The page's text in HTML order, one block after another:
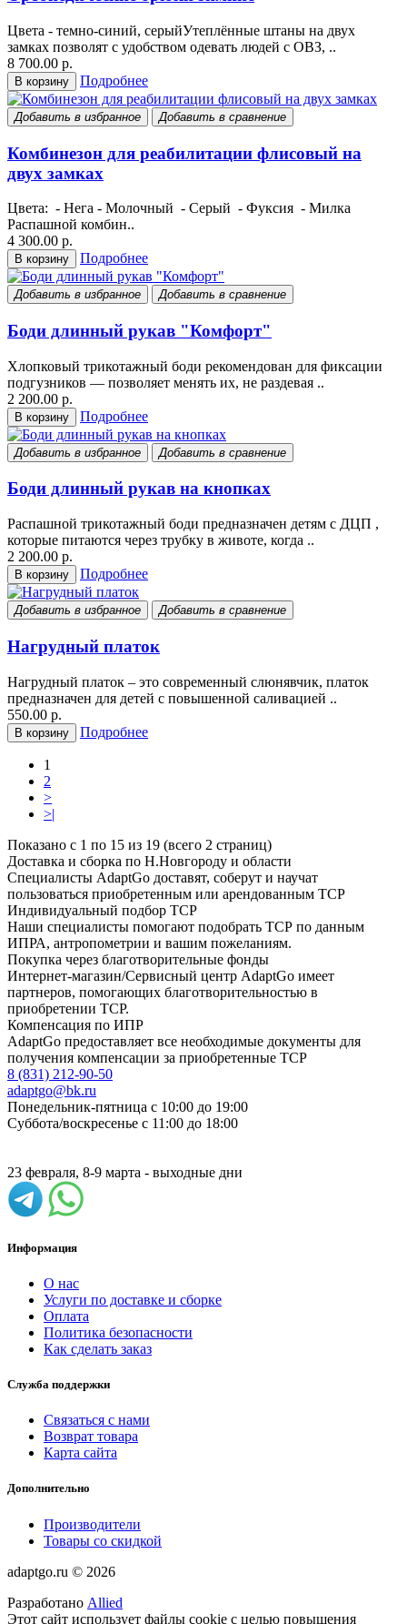
Цвета - темно-синий, серыйУтеплённые штаны на двух
замках позволят с удобством одевать людей с ОВЗ, ..
8 700.00 р.
В корзину Подробнее
Добавить в избранное Добавить в сравнение
Комбинезон для реабилитации флисовый на
двух замках
Цвета: - Нега - Молочный - Серый - Фуксия - Милка
Распашной комбин..
4 300.00 р.
В корзину Подробнее
Добавить в избранное Добавить в сравнение
Боди длинный рукав "Комфорт"
Хлопковый трикотажный боди рекомендован для фиксации
подгузников — позволяет менять их, не раздевая ..
2 200.00 р.
В корзину Подробнее
Добавить в избранное Добавить в сравнение
Боди длинный рукав на кнопках
Распашной трикотажный боди предназначен детям с ДЦП ,
которые питаются через трубку в животе, когда ..
2 200.00 р.
В корзину Подробнее
Добавить в избранное Добавить в сравнение
Нагрудный платок
Нагрудный платок – это современный слюнявчик, платок
предназначен для детей с повышенной саливацией ..
550.00 р.
В корзину Подробнее
1
2
>
>|
Показано с 1 по 15 из 19 (всего 2 страниц)
Доставка и сборка по Н.Новгороду и области
Специалисты AdaptGo доставят, соберут и научат
пользоваться приобретенным или арендованным ТСР
Индивидуальный подбор ТСР
Наши специалисты помогают подобрать ТСР по данным
ИПРА, антропометрии и вашим пожеланиям.
Покупка через благотворительные фонды
Интернет-магазин/Сервисный центр AdaptGo имеет
партнеров, помогающих благотворительностью в
приобретении ТСР.
Компенсация по ИПР
AdaptGo предоставляет все необходимые документы для
получения компенсации за приобретенные ТСР
8 (831) 212-90-50
adaptgo@bk.ru
Понедельник-пятница с 10:00 до 19:00
Суббота/воскресенье с 11:00 до 18:00
23 февраля, 8-9 марта - выходные дни
Информация
О нас
Услуги по доставке и сборке
Оплата
Политика безопасности
Как сделать заказ
Служба поддержки
Связаться с нами
Возврат товара
Карта сайта
Дополнительно
Производители
Товары со скидкой
adaptgo.ru © 2026
Разработано Allied
Этот сайт использует файлы cookie с целью повышения